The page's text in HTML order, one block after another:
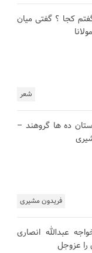
شعر
کجا ؟ گفتی میان
فریدون مشیری
ده ها گروهند –
عبدالله انصاری
عزوجل